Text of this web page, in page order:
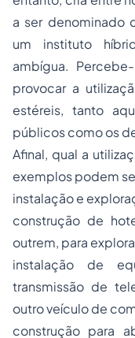
a ser denominado
um instituto
ambígua.
provocar a
estéreis, tanto
públicos como os
Afinal, qual a
exemplos podem
instalação e
construção de
outrem, para
instalação de
transmissão de
outro veículo de
construção para